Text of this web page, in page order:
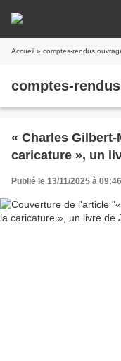
Accueil » comptes-rendus
comptes-
« Charles
caricature », un
Publié le 13/11/2025 à 09:46